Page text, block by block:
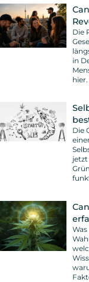
Die
in
hier.
Die